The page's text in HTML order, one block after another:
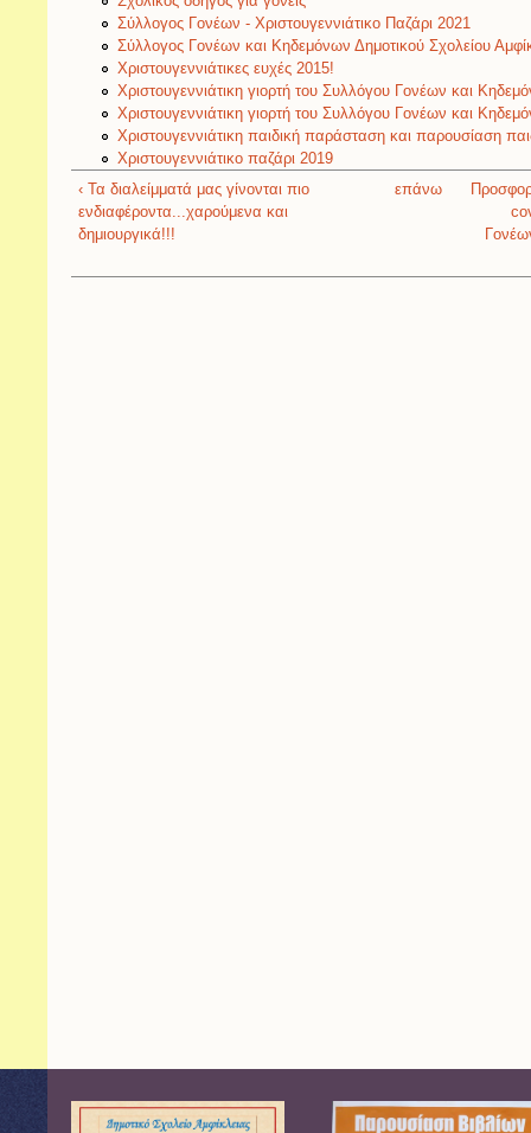
Σύλλογος Γονέων - Χριστουγεννιάτικο Παζάρι 2021
Σύλλογος Γονέων και Κηδεμόνων Δημοτικού Σχολείου
Χριστουγεννιάτικες ευχές 2015!
Χριστουγεννιάτικη γιορτή του Συλλόγου Γονέων και
Χριστουγεννιάτικη γιορτή του Συλλόγου Γονέων και
Χριστουγεννιάτικη παιδική παράσταση και παρουσίαση
Χριστουγεννιάτικο παζάρι 2019
‹ Τα διαλείμματά μας γίνονται πιο
ενδιαφέροντα...χαρούμενα και
δημιουργικά!!!
επάνω